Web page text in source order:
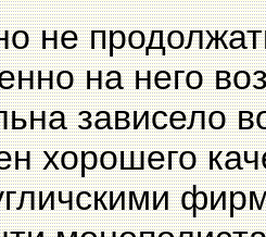
не
на него
зависело
хорошего